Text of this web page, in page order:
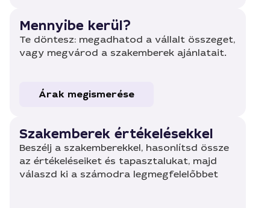
Mennyibe kerül?
Te döntesz: megadhatod a vállalt összeget,
vagy megvárod a szakemberek ajánlatait.
Árak megismerése
Szakemberek értékelésekkel
Beszélj a szakemberekkel, hasonlítsd össze
az értékeléseiket és tapasztalukat, majd
válaszd ki a számodra legmegfelelőbbet